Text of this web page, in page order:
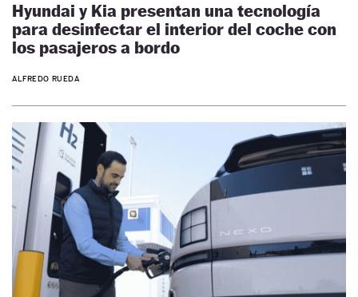
Hyundai y Kia presentan una tecnología
para desinfectar el interior del coche con
los pasajeros a bordo
ALFREDO RUEDA